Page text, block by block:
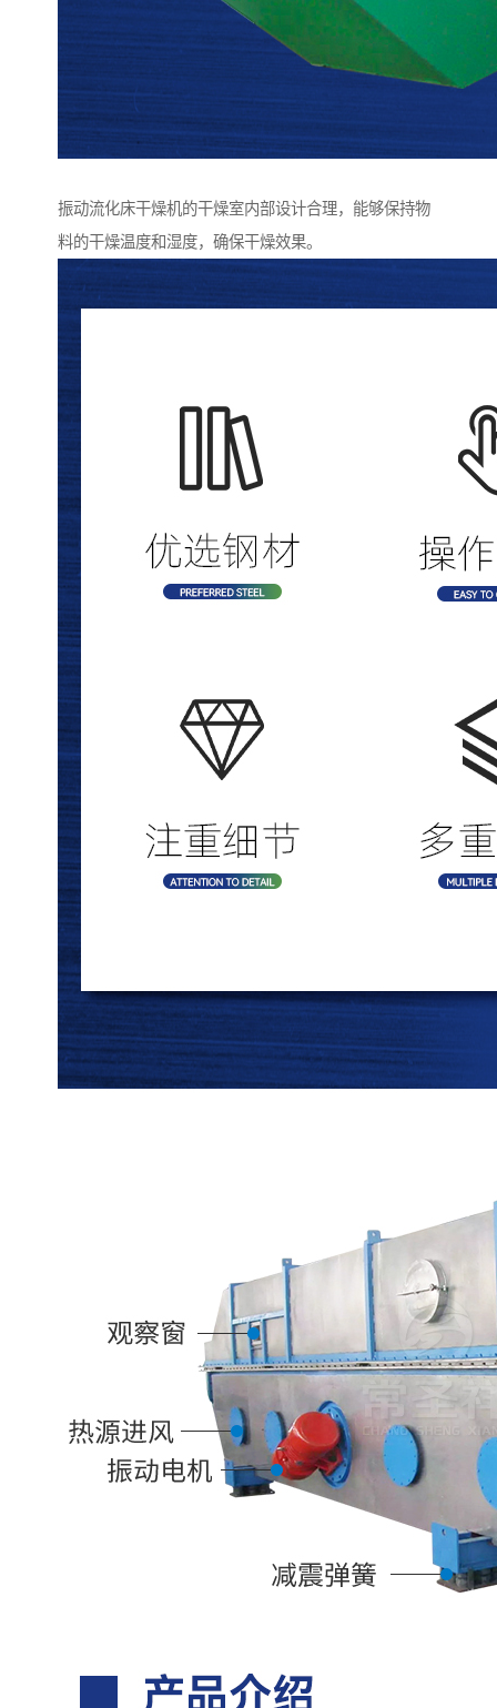
振动流化床干燥机的干燥室内部设计合理，能够保持物
料的干燥温度和湿度，确保干燥效果。